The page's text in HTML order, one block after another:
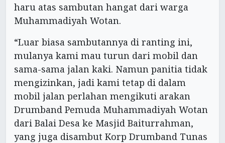
haru atas sambutan hangat dari warga
Muhammadiyah Wotan.
“Luar biasa sambutannya di ranting ini,
mulanya kami mau turun dari mobil dan
sama-sama jalan kaki. Namun panitia tidak
mengizinkan, jadi kami tetap di dalam
mobil jalan perlahan mengikuti arakan
Drumband Pemuda Muhammadiyah Wotan
dari Balai Desa ke Masjid Baiturrahman,
yang juga disambut Korp Drumband Tunas